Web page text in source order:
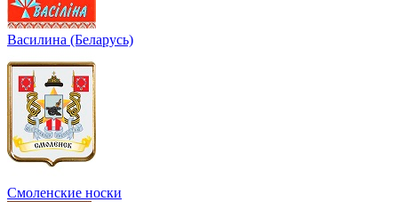
Василина (Беларусь)
Смоленские носки